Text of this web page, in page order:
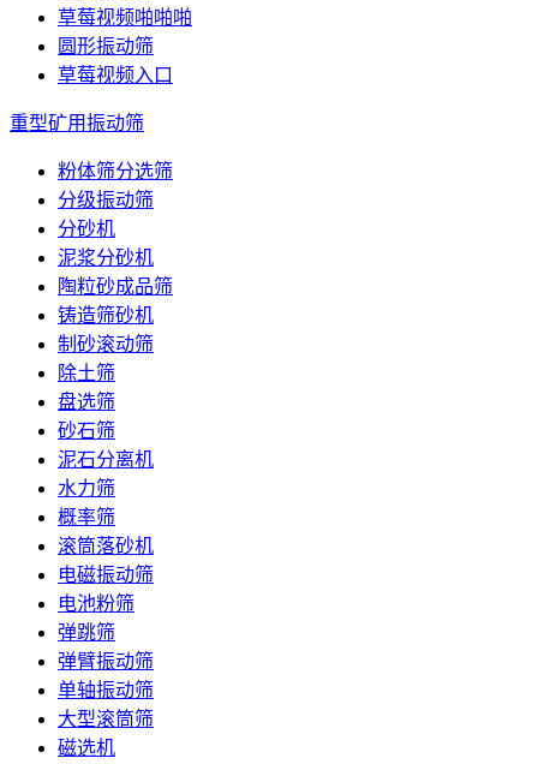
草莓视频啪啪啪
圆形振动筛
草莓视频入口
重型矿用振动筛
粉体筛分选筛
分级振动筛
分砂机
泥浆分砂机
陶粒砂成品筛
铸造筛砂机
制砂滚动筛
除土筛
盘选筛
砂石筛
泥石分离机
水力筛
概率筛
滚筒落砂机
电磁振动筛
电池粉筛
弹跳筛
弹臂振动筛
单轴振动筛
大型滚筒筛
磁选机